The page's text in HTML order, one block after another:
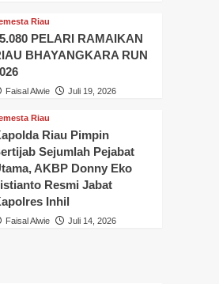
Riau
PELARI RAMAIKAN
BHAYANGKARA RUN
Faisal Alwie Juli 19, 2026
Riau
Riau Pimpin
Sejumlah Pejabat
AKBP Donny Eko
Resmi Jabat
Inhil
Faisal Alwie Juli 14, 2026